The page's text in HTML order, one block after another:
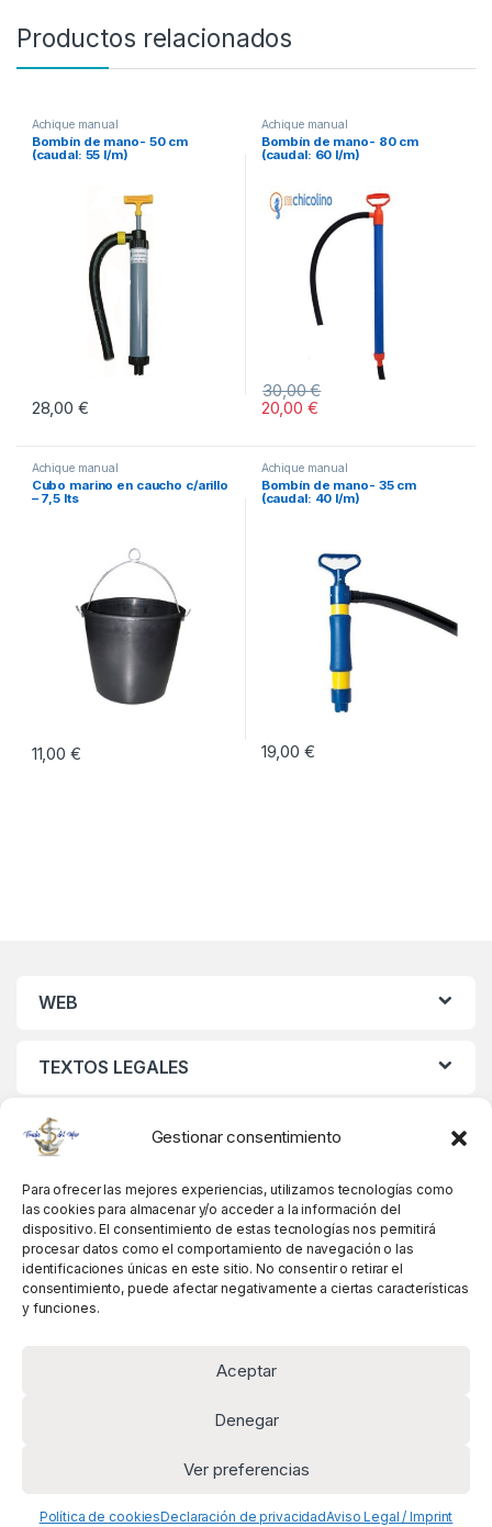
Gestionar consentimiento
Para ofrecer las mejores experiencias, utilizamos tecnologías como
las cookies para almacenar y/o acceder a la información del
dispositivo. El consentimiento de estas tecnologías nos permitirá
procesar datos como el comportamiento de navegación o las
identificaciones únicas en este sitio. No consentir o retirar el
consentimiento, puede afectar negativamente a ciertas características
y funciones.
Aceptar
Denegar
Ver preferencias
Política de cookiesDeclaración de privacidadAviso Legal / Imprint
Productos relacionados
Achique manual
Bombín de mano- 50 cm
(caudal: 55 l/m)
28,00 €
Achique manual
Bombín de mano- 80 cm
(caudal: 60 l/m)
20,00 €
30,00€
Achique manual
Cubo marino en caucho c/arillo
– 7,5 lts
11,00 €
Achique manual
Bombín de mano- 35 cm
(caudal: 40 l/m)
19,00 €
WEB
TEXTOS LEGALES
MIS DATOS
Alguna pregunta? Llámanos!
+34 981 845 358